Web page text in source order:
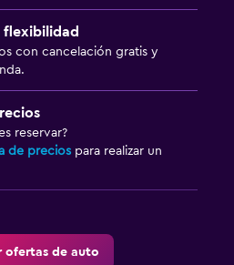
flexibilidad
con cancelación gratis y
reservar?
de precios para realizar un
ofertas de auto